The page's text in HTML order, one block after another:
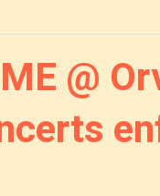
@